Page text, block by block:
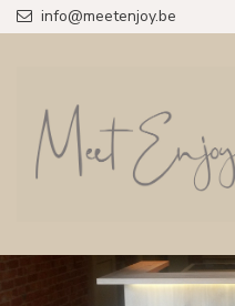
Overslaan en naar de inhoud gaan
info@meetenjoy.be